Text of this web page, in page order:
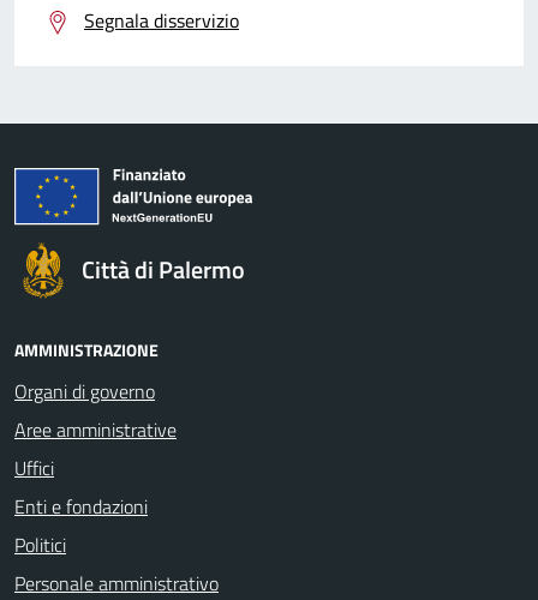
Segnala disservizio
Città di Palermo
AMMINISTRAZIONE
Organi di governo
Aree amministrative
Uffici
Enti e fondazioni
Politici
Personale amministrativo